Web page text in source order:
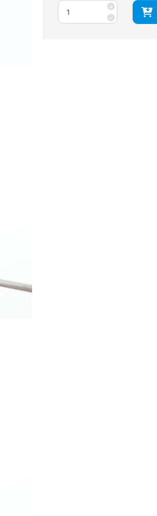
-
Pinza
leva
punti
+